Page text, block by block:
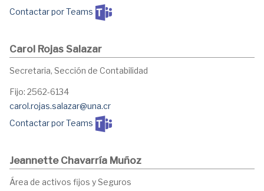
Contactar por Teams
Carol Rojas Salazar
Secretaria, Sección de Contabilidad
Fijo: 2562-6134
carol.rojas.salazar@una.cr
Contactar por Teams
Jeannette Chavarría Muñoz
Área de activos fijos y Seguros